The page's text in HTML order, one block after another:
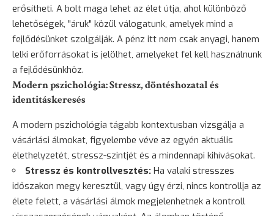
erősítheti. A bolt maga lehet az élet útja, ahol különböző
lehetőségek, "áruk" közül válogatunk, amelyek mind a
fejlődésünket szolgálják. A pénz itt nem csak anyagi, hanem
lelki erőforrásokat is jelölhet, amelyeket fel kell használnunk
a fejlődésünkhöz.
Modern pszichológia: Stressz, döntéshozatal és
identitáskeresés
A modern pszichológia tágabb kontextusban vizsgálja a
vásárlási álmokat, figyelembe véve az egyén aktuális
élethelyzetét, stressz-szintjét és a mindennapi kihívásokat.
Stressz és kontrollvesztés: Ha valaki stresszes
időszakon megy keresztül, vagy úgy érzi, nincs kontrollja az
élete felett, a vásárlási álmok megjelenhetnek a kontroll